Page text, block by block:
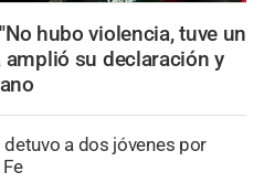
"No hubo violencia, tuve un
amplió su declaración y
detuvo a dos jóvenes por